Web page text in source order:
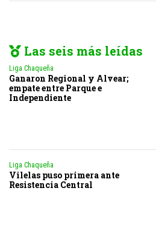
Las seis más leídas
Liga Chaqueña
Ganaron Regional y Alvear;
empate entre Parque e
Independiente
Liga Chaqueña
Vilelas puso primera ante
Resistencia Central